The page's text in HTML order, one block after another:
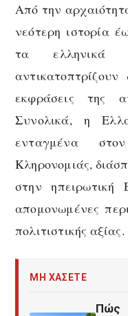
Από την
νεότερη ιστορία
τα ελληνικά
αντικατοπτρίζουν
εκφράσεις της
Συνολικά, η
ενταγμένα
Κληρονομιάς,
στην
απομονωμένες
πολιτιστικής αξίας.
ΜΗ ΧΑΣΕΤΕ
Πώς